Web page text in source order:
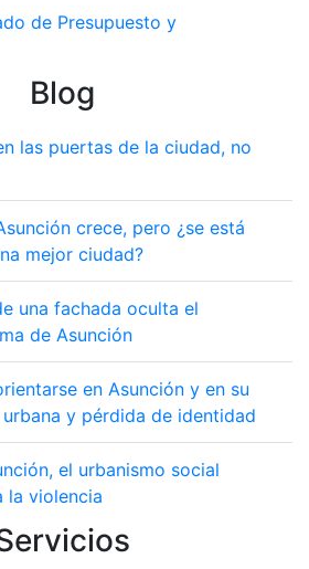
de Presupuesto y
Blog
las puertas de la ciudad, no
crece, pero ¿se está
mejor ciudad?
una fachada oculta el
de Asunción
en Asunción y en su
y pérdida de identidad
el urbanismo social
la violencia